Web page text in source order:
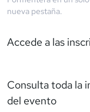
nueva pestaña.
Accede a las
Consulta toda la
del evento